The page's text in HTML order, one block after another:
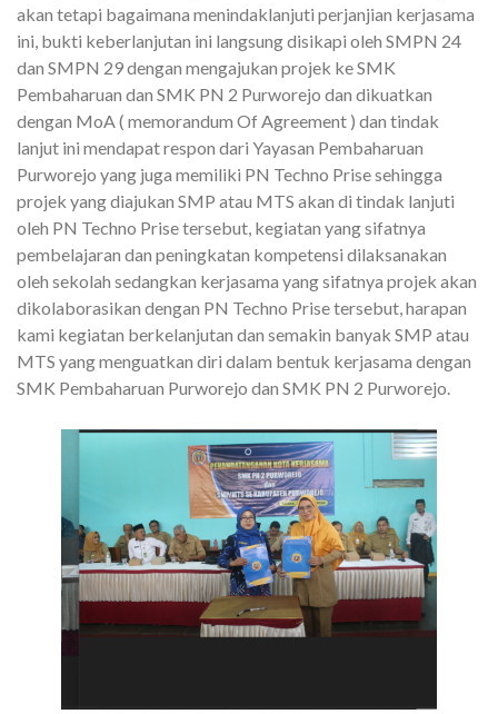
akan tetapi bagaimana menindaklanjuti perjanjian kerjasama
ini, bukti keberlanjutan ini langsung disikapi oleh SMPN 24
dan SMPN 29 dengan mengajukan projek ke SMK
Pembaharuan dan SMK PN 2 Purworejo dan dikuatkan
dengan MoA ( memorandum Of Agreement ) dan tindak
lanjut ini mendapat respon dari Yayasan Pembaharuan
Purworejo yang juga memiliki PN Techno Prise sehingga
projek yang diajukan SMP atau MTS akan di tindak lanjuti
oleh PN Techno Prise tersebut, kegiatan yang sifatnya
pembelajaran dan peningkatan kompetensi dilaksanakan
oleh sekolah sedangkan kerjasama yang sifatnya projek akan
dikolaborasikan dengan PN Techno Prise tersebut, harapan
kami kegiatan berkelanjutan dan semakin banyak SMP atau
MTS yang menguatkan diri dalam bentuk kerjasama dengan
SMK Pembaharuan Purworejo dan SMK PN 2 Purworejo.